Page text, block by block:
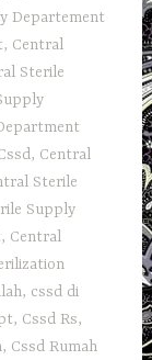
Departement
, Central
Sterile
, Central
Sterile
Supply
, Central
, cssd di
, Cssd Rs,
, Cssd Rumah